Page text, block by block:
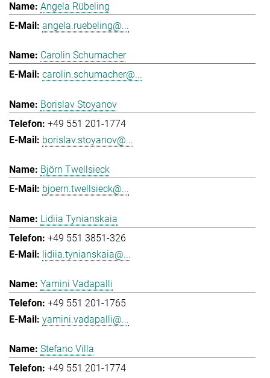
Angela Rübeling
angela.ruebeling@...
Carolin Schumacher
carolin.schumacher@...
Borislav Stoyanov
+49 551 201-1774
borislav.stoyanov@...
Björn Twellsieck
bjoern.twellsieck@...
Lidiia Tynianskaia
+49 551 3851-326
lidiia.tynianskaia@...
Yamini Vadapalli
+49 551 201-1765
yamini.vadapalli@...
Stefano Villa
+49 551 201-1774